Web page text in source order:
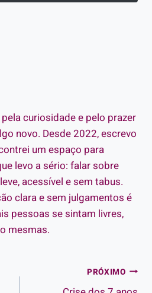
curiosidade e pelo prazer
novo. Desde 2022, escrevo
um espaço para
levo a sério: falar sobre
acessível e sem tabus.
clara e sem julgamentos é
pessoas se sintam livres,
mesmas.
PRÓXIMO